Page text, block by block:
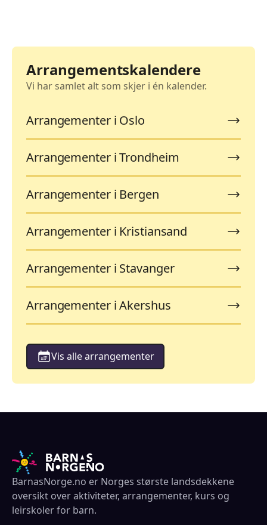
Arrangementskalendere
Vi har samlet alt som skjer i én kalender.
Arrangementer i Oslo
Arrangementer i Trondheim
Arrangementer i Bergen
Arrangementer i Kristiansand
Arrangementer i Stavanger
Arrangementer i Akershus
Vis alle arrangementer
BarnasNorge.no er Norges største landsdekkene
oversikt over aktiviteter, arrangementer, kurs og
leirskoler for barn.